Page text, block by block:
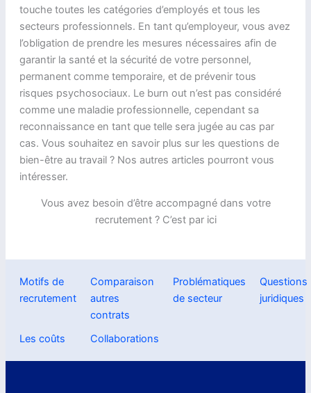
touche toutes les catégories d’employés et tous les
secteurs professionnels. En tant qu’employeur, vous avez
l’obligation de prendre les mesures nécessaires afin de
garantir la santé et la sécurité de votre personnel,
permanent comme temporaire, et de prévenir tous
risques psychosociaux. Le burn out n’est pas considéré
comme une maladie professionnelle, cependant sa
reconnaissance en tant que telle sera jugée au cas par
cas. Vous souhaitez en savoir plus sur les questions de
bien-être au travail ? Nos autres articles pourront vous
intéresser.
Vous avez besoin d’être accompagné dans votre
recrutement ? C’est par ici
Motifs de
recrutement
Comparaison
autres
contrats
Problématiques
de secteur
Questions
juridiques
Les coûts Collaborations